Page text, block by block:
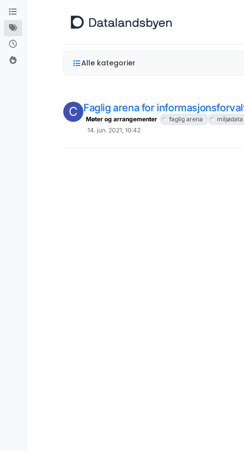
Hopp til innhold
Alle kategorier
C Faglig arena for
Møter og arrangementer faglig arena miljødata
14. jun. 2021, 10:42